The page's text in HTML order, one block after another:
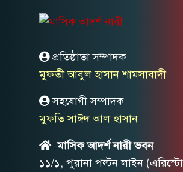
প্রতিষ্ঠাতা সম্পাদক
মুফতী আবুল হাসান শামসাবাদী
সহযোগী সম্পাদক
মুফতি সাঈদ আল হাসান
মাসিক আদর্শ নারী ভবন
১১/১, পুরানা পল্টন লাইন (এরিস্টো